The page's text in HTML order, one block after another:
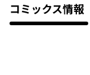
コミックス情報